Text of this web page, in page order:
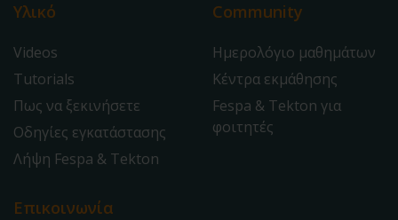
Υλικό
Videos
Tutorials
Πως να ξεκινήσετε
Οδηγίες εγκατάστασης
Λήψη Fespa & Tekton
Community
Ημερολόγιο μαθημάτων
Κέντρα εκμάθησης
Fespa & Tekton για
φοιτητές
Επικοινωνία